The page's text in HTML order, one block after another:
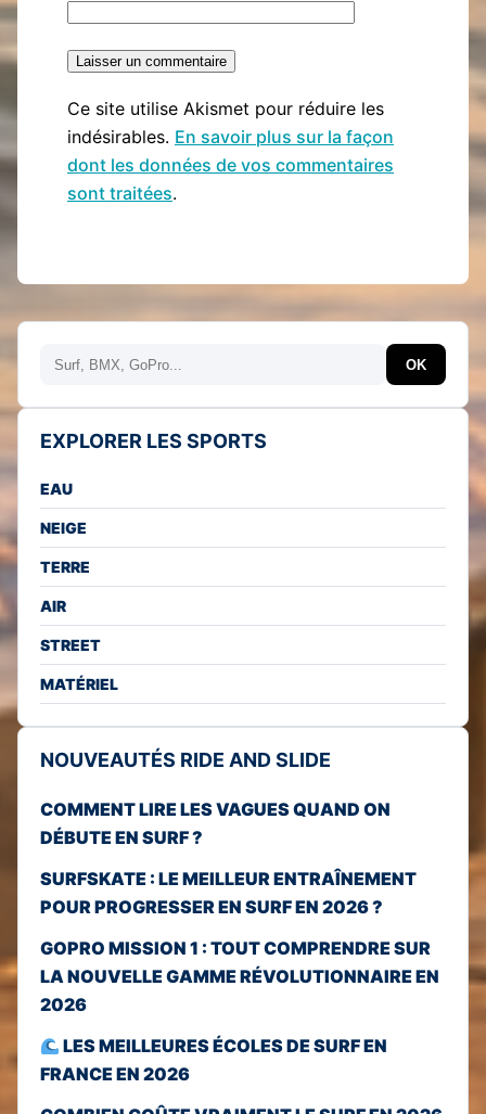
Ce site utilise Akismet pour réduire les
indésirables. En savoir plus sur la façon
dont les données de vos commentaires
sont traitées.
Rechercher OK
EXPLORER LES SPORTS
EAU
NEIGE
TERRE
AIR
STREET
MATÉRIEL
NOUVEAUTÉS RIDE AND SLIDE
COMMENT LIRE LES VAGUES QUAND ON
DÉBUTE EN SURF ?
SURFSKATE : LE MEILLEUR ENTRAÎNEMENT
POUR PROGRESSER EN SURF EN 2026 ?
GOPRO MISSION 1 : TOUT COMPRENDRE SUR
LA NOUVELLE GAMME RÉVOLUTIONNAIRE EN
2026
LES MEILLEURES ÉCOLES DE SURF EN
FRANCE EN 2026